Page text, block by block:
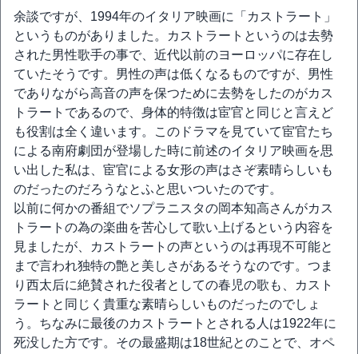
余談ですが、1994年のイタリア映画に「カストラート」
というものがありました。カストラートというのは去勢
された男性歌手の事で、近代以前のヨーロッパに存在し
ていたそうです。男性の声は低くなるものですが、男性
でありながら高音の声を保つために去勢をしたのがカス
トラートであるので、身体的特徴は宦官と同じと言えど
も役割は全く違います。このドラマを見ていて宦官たち
による南府劇団が登場した時に前述のイタリア映画を思
い出した私は、宦官による女形の声はさぞ素晴らしいも
のだったのだろうなとふと思いついたのです。
以前に何かの番組でソプラニスタの岡本知高さんがカス
トラートの為の楽曲を苦心して歌い上げるという内容を
見ましたが、カストラートの声というのは再現不可能と
まで言われ独特の艶と美しさがあるそうなのです。つま
り西太后に絶賛された役者としての春児の歌も、カスト
ラートと同じく貴重な素晴らしいものだったのでしょ
う。ちなみに最後のカストラートとされる人は1922年に
死没した方です。その最盛期は18世紀とのことで、オペ